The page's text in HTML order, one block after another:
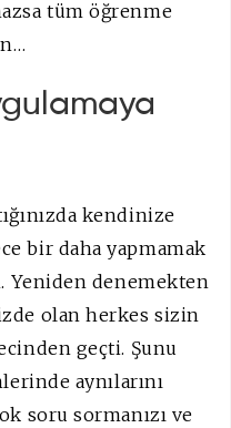
tüm öğrenme
kendinize
bir daha yapmamak
Yeniden denemekten
olan herkes sizin
geçti. Şunu
aynılarını
soru sormanızı ve